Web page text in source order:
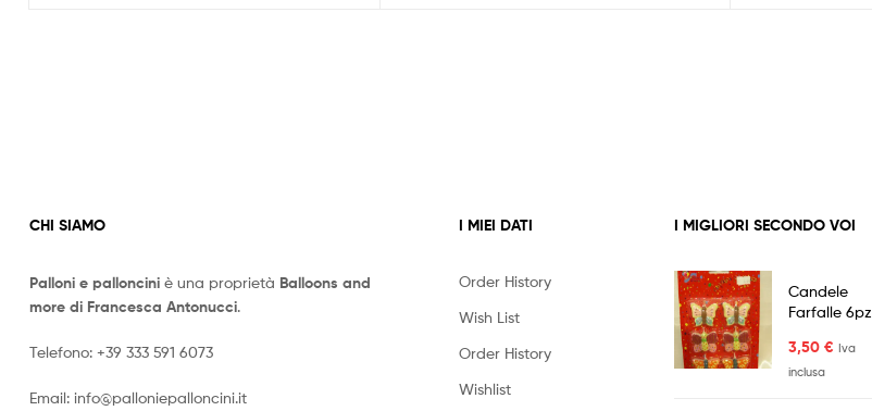
CHI SIAMO
Palloni e palloncini è una proprietà Balloons and
more di Francesca Antonucci.
Telefono: +39 333 591 6073
Email: info@palloniepalloncini.it
I MIEI DATI
Order History
Wish List
Order History
Wishlist
I MIGLIORI SECONDO VOI
Candele
Farfalle 6pz
3,50€
Iva
inclusa